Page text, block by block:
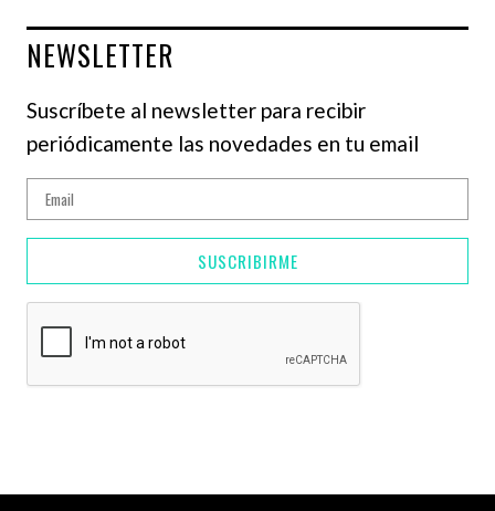
NEWSLETTER
Suscríbete al newsletter para recibir
periódicamente las novedades en tu email
SUSCRIBIRME